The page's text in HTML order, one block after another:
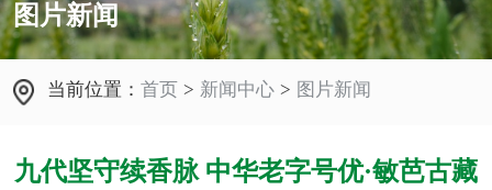
图片新闻
当前位置：首页 > 新闻中心 > 图片新闻
九代坚守续香脉 中华老字号优·敏芭古藏